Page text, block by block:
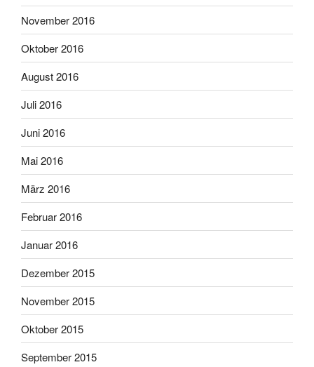
November 2016
Oktober 2016
August 2016
Juli 2016
Juni 2016
Mai 2016
März 2016
Februar 2016
Januar 2016
Dezember 2015
November 2015
Oktober 2015
September 2015